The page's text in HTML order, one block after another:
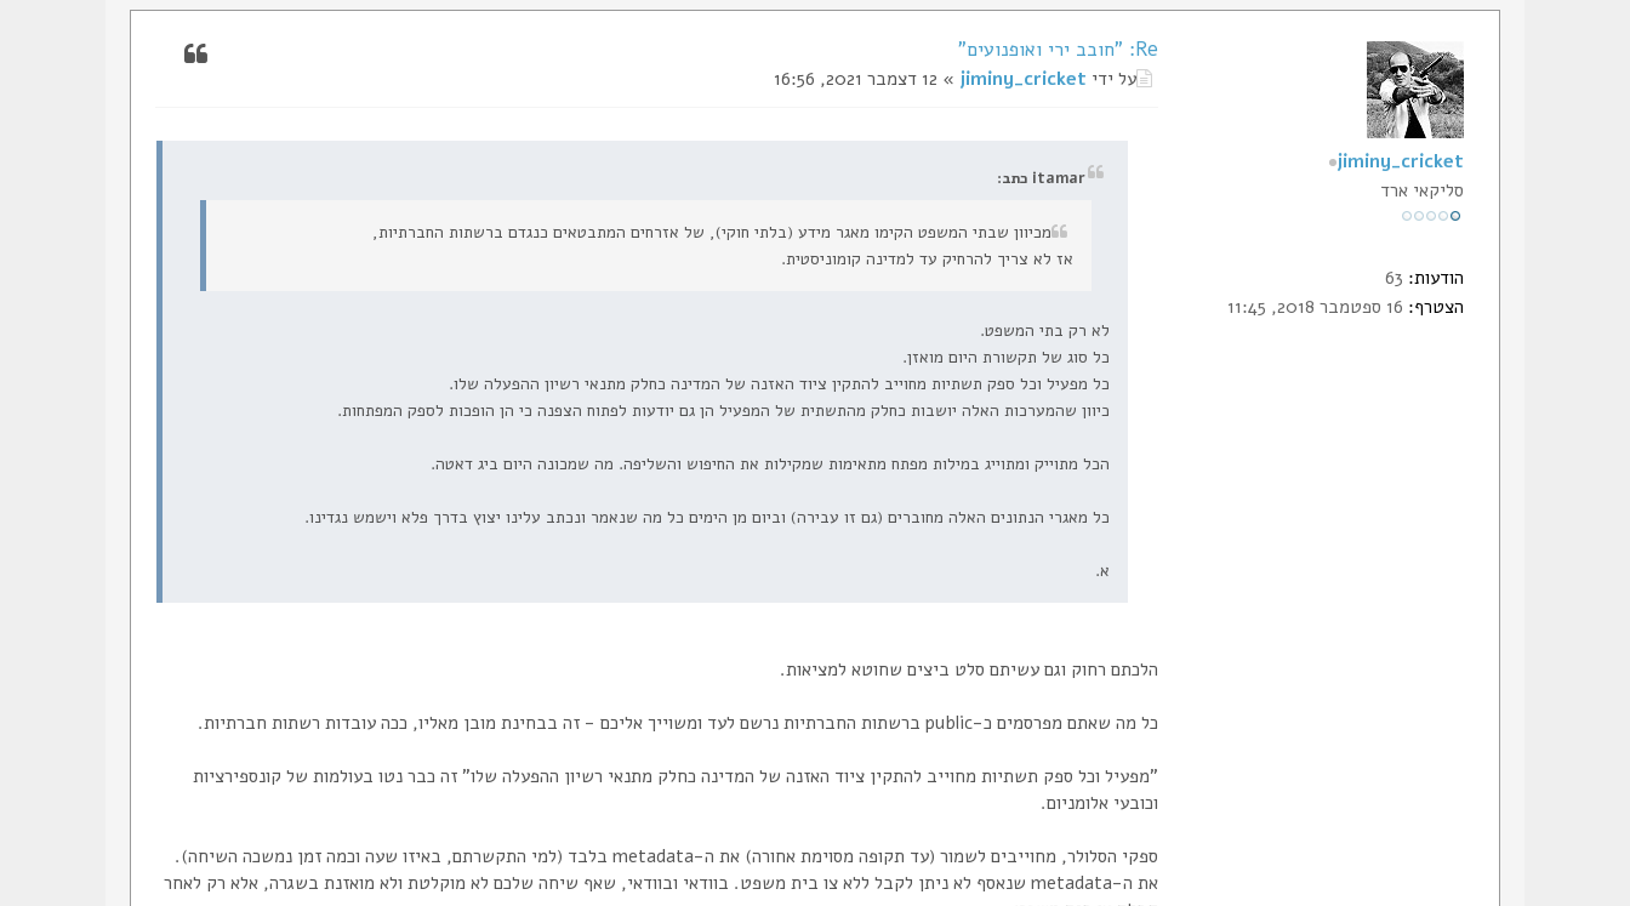
Re: "חובב ירי ואופנועים"
על ידי jiminy_cricket » 12 דצמבר 2021, 16:56
itamar כתב:
מכיוון שבתי המשפט הקימו מאגר מידע (בלתי חוקי), של אזרחים המתבטאים כנגדם ברשתות החברתיות,
אז לא צריך להרחיק עד למדינה קומוניסטית.
לא רק בתי המשפט.
כל סוג של תקשורת היום מואזן.
כל מפעיל וכל ספק תשתיות מחוייב להתקין ציוד האזנה של המדינה כחלק מתנאי רשיון ההפעלה שלו.
כיוון שהמערכות האלה יושבות כחלק מהתשתית של המפעיל הן גם יודעות לפתוח הצפנה כי הן הופכות לספק המפתחות.
הכל מתוייק ומתוייג במילות מפתח מתאימות שמקילות את החיפוש והשליפה. מה שמכונה היום ביג דאטה.
כל מאגרי הנתונים האלה מחוברים (גם זו עבירה) וביום מן הימים כל מה שנאמר ונכתב עלינו יצוץ בדרך פלא וישמש נגדינו.
א.
הלכתם רחוק וגם עשיתם סלט ביצים שחוטא למציאות.
כל מה שאתם מפרסמים כ-public ברשתות החברתיות נרשם לעד ומשוייך אליכם - זה בבחינת מובן מאליו, ככה עובדות רשתות חברתיות.
"מפעיל וכל ספק תשתיות מחוייב להתקין ציוד האזנה של המדינה כחלק מתנאי רשיון ההפעלה שלו" זה כבר נטו בעולמות של קונספירציות
וכובעי אלומניום.
ספקי הסלולר, מחוייבים לשמור (עד תקופה מסוימת אחורה) את ה-metadata בלבד (למי התקשרתם, באיזו שעה וכמה זמן נמשכה השיחה).
את ה-metadata שנאסף לא ניתן לקבל ללא צו בית משפט. בוודאי ובוודאי, שאף שיחה שלכם לא מוקלטת ולא מואזנת בשגרה, אלא רק לאחר
jiminy_cricket
סליקאי ארד
הודעות:
הצטרף: